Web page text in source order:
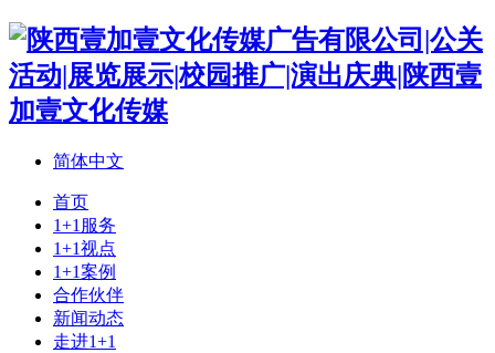
简体中文
首页
1+1服务
1+1视点
1+1案例
合作伙伴
新闻动态
走进1+1